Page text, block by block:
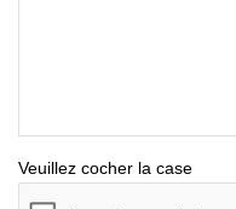
Veuillez cocher la case